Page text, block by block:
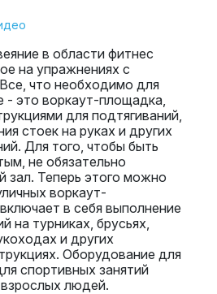
в области фитнес
на упражнениях с
что необходимо для
- это воркаут-площадка,
для подтягиваний,
стоек на руках и других
Для того, чтобы быть
не обязательно
зал. Теперь этого можно
воркаут-
в себя выполнение
на турниках, брусьях,
и других
Оборудование для
спортивных занятий
людей.